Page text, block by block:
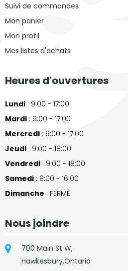
Suivi de commandes
Mon panier
Mon profil
Mes listes d'achats
Heures d'ouvertures
Lundi : 9:00 - 17:00
Mardi : 9:00 - 17:00
Mercredi : 9:00 - 17:00
Jeudi : 9:00 - 18:00
Vendredi : 9:00 - 18:00
Samedi : 9:00 - 16:00
Dimanche : FERMÉ
Nous joindre
700 Main St W,
Hawkesbury,Ontario